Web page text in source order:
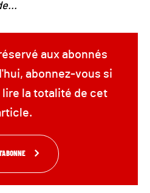
aux abonnés
abonnez-vous si
lire la totalité de cet